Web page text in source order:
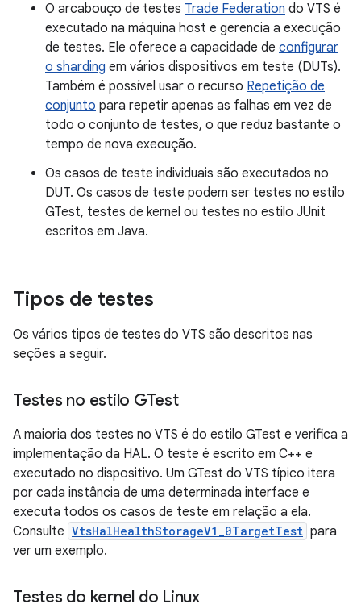
O arcabouço de testes Trade Federation do VTS é
executado na máquina host e gerencia a execução
de testes. Ele oferece a capacidade de configurar
o sharding em vários dispositivos em teste (DUTs).
Também é possível usar o recurso Repetição de
conjunto para repetir apenas as falhas em vez de
todo o conjunto de testes, o que reduz bastante o
tempo de nova execução.
Os casos de teste individuais são executados no
DUT. Os casos de teste podem ser testes no estilo
GTest, testes de kernel ou testes no estilo JUnit
escritos em Java.
Tipos de testes
Os vários tipos de testes do VTS são descritos nas
seções a seguir.
Testes no estilo GTest
A maioria dos testes no VTS é do estilo GTest e verifica a
implementação da HAL. O teste é escrito em C++ e
executado no dispositivo. Um GTest do VTS típico itera
por cada instância de uma determinada interface e
executa todos os casos de teste em relação a ela.
Consulte VtsHalHealthStorageV1_0TargetTest para
ver um exemplo.
Testes do kernel do Linux